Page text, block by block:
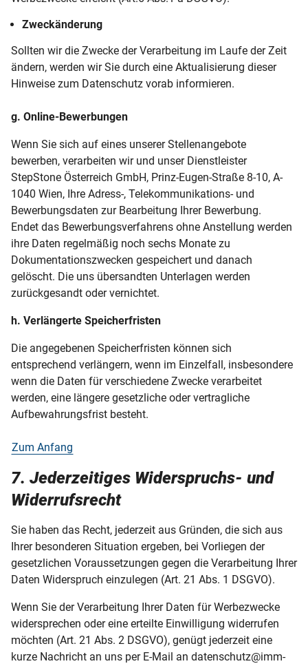
Zweckänderung
Sollten wir die Zwecke der Verarbeitung im Laufe der Zeit
ändern, werden wir Sie durch eine Aktualisierung dieser
Hinweise zum Datenschutz vorab informieren.
g. Online-Bewerbungen
Wenn Sie sich auf eines unserer Stellenangebote
bewerben, verarbeiten wir und unser Dienstleister
StepStone Österreich GmbH, Prinz-Eugen-Straße 8-10, A-
1040 Wien, Ihre Adress-, Telekommunikations- und
Bewerbungsdaten zur Bearbeitung Ihrer Bewerbung.
Endet das Bewerbungsverfahrens ohne Anstellung werden
ihre Daten regelmäßig noch sechs Monate zu
Dokumentationszwecken gespeichert und danach
gelöscht. Die uns übersandten Unterlagen werden
zurückgesandt oder vernichtet.
h. Verlängerte Speicherfristen
Die angegebenen Speicherfristen können sich
entsprechend verlängern, wenn im Einzelfall, insbesondere
wenn die Daten für verschiedene Zwecke verarbeitet
werden, eine längere gesetzliche oder vertragliche
Aufbewahrungsfrist besteht.
Zum Anfang
7. Jederzeitiges Widerspruchs- und
Widerrufsrecht
Sie haben das Recht, jederzeit aus Gründen, die sich aus
Ihrer besonderen Situation ergeben, bei Vorliegen der
gesetzlichen Voraussetzungen gegen die Verarbeitung Ihrer
Daten Widerspruch einzulegen (Art. 21 Abs. 1 DSGVO).
Wenn Sie der Verarbeitung Ihrer Daten für Werbezwecke
widersprechen oder eine erteilte Einwilligung widerrufen
möchten (Art. 21 Abs. 2 DSGVO), genügt jederzeit eine
kurze Nachricht an uns per E-Mail an datenschutz@imm-